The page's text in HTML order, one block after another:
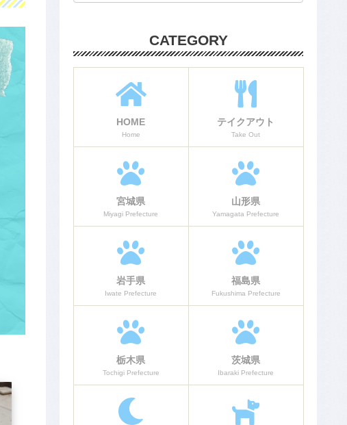
CATEGORY
HOME
Home
テイクアウト
Take Out
宮城県
Miyagi Prefecture
山形県
Yamagata Prefecture
岩手県
Iwate Prefecture
福島県
Fukushima Prefecture
栃木県
Tochigi Prefecture
茨城県
Ibaraki Prefecture